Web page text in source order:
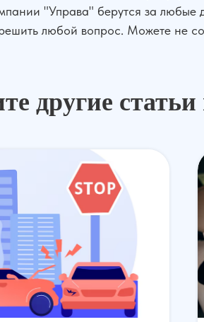
"Управа" берутся за любые
любой вопрос. Можете не
другие